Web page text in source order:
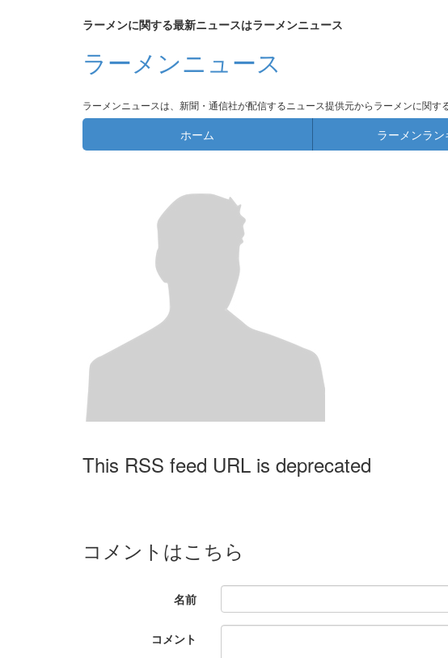
ラーメンに関する最新ニュースはラーメンニュース
ラーメンニュース
ラーメンニュースは、新聞・通信社が配信するニュース提供元からラーメンに関
ホーム ラーメンラ
This RSS feed URL is deprecated
コメントはこちら
名前
コメント